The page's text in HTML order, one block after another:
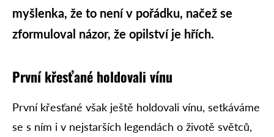
myšlenka, že to není v pořádku, načež se
zformuloval názor, že opilství je hřích.
První křesťané holdovali vínu
První křesťané však ještě holdovali vínu, setkáváme
se s ním i v nejstarších legendách o životě světců,